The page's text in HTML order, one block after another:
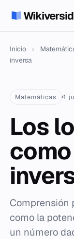
Inicio ›
inversa
Matemáticas 1
Los
Comprensión
como la
un número